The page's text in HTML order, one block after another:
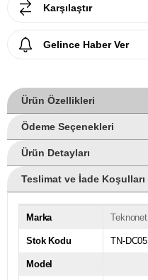
Karşılaştır
Gelince Haber Ver
Ürün Özellikleri
Ödeme Seçenekleri
Ürün Detayları
Teslimat ve İade Koşulları
Marka Teknonet
Stok Kodu TN-DC05
Model